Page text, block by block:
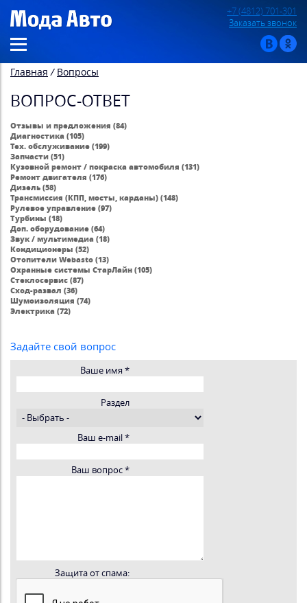
+7 (4812) 701-301
Заказать звонок
Главная / Вопросы
ВОПРОС-ОТВЕТ
Отзывы и предложения (84)
Диагностика (105)
Тех. обслуживание (199)
Запчасти (51)
Кузовной ремонт / покраска автомобиля (131)
Ремонт двигателя (176)
Дизель (58)
Трансмиссия (КПП, мосты, карданы) (148)
Рулевое управление (97)
Турбины (18)
Доп. оборудование (64)
Звук / мультимедиа (18)
Кондиционеры (52)
Отопители Webasto (13)
Охранные системы СтарЛайн (105)
Стеклосервис (87)
Сход-развал (36)
Шумоизоляция (74)
Электрика (72)
Задайте свой вопрос
Ваше имя *
Раздел
Ваш e-mail*
Ваш вопрос*
Защита от спама: